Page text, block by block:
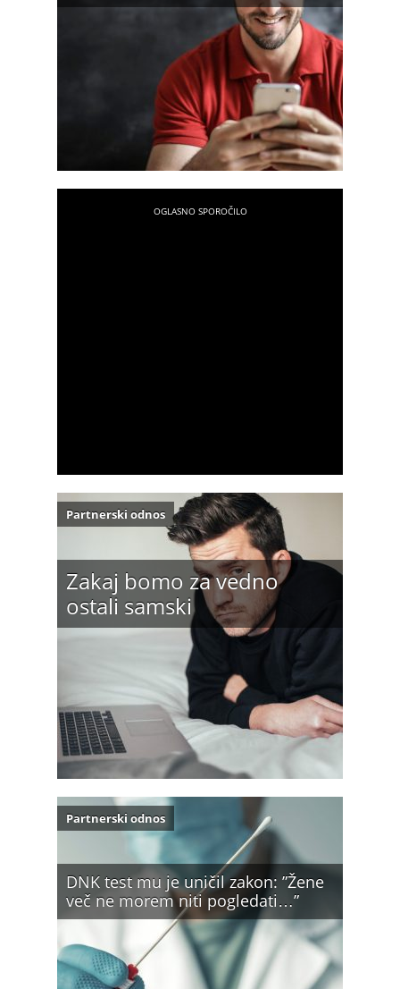
Zakaj bomo za vedno
ostali samski
Partnerski odnos
DNK test mu je uničil zakon: ”Žene
več ne morem niti pogledati…”
Partnerski odnos